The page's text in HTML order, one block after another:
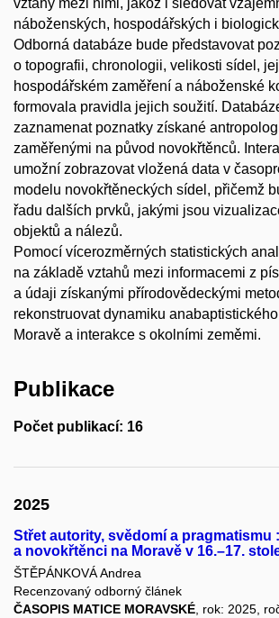
vztahy mezi nimi, jakož i sledovat
náboženských, hospodářských i
Odborná databáze bude představovat
o topografii, chronologii, velikosti sídel,
hospodářském zaměření a náboženské
formovala pravidla jejich soužití.
zaznamenat poznatky získané
zaměřenými na původ novokřtěnců.
umožní zobrazovat vložená data v
modelu novokřtěneckých sídel, přičemž
řadu dalších prvků, jakými jsou
objektů a nálezů.
Pomocí vícerozměrných statistických
na základě vztahů mezi informacemi z
a údaji získanými přírodovědeckými
rekonstruovat dynamiku
Moravě a interakce s okolními zeměmi.
Publikace
Počet publikací: 16
2025
Střet autority, svědomí a pragmatismu
a novokřtěnci na Moravě v 16.–17.
ŠTĚPÁNKOVÁ Andrea
Recenzovaný odborný článek
ČASOPIS MATICE MORAVSKÉ , rok: 2025,